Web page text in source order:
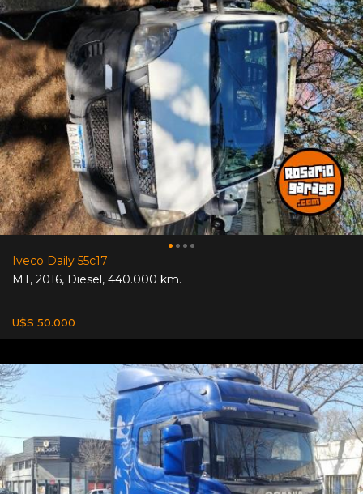
Iveco Daily 55c17
MT, 2016, Diesel, 440.000 km.
U$S 50.000